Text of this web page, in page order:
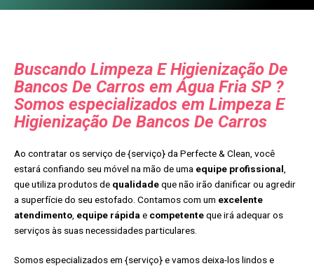
Buscando Limpeza E Higienização De
Bancos De Carros em Água Fria SP ?
Somos especializados em Limpeza E
Higienização De Bancos De Carros
Ao contratar os serviço de {serviço} da Perfecte & Clean, você
estará confiando seu móvel na mão de uma equipe profissional
que utiliza produtos de qualidadeque não irão danificar ou agredir
a superfície do seu estofado. Contamos com um excelente
atendimento equipe rápida e competenteque irá adequar os
serviços às suas necessidades particulares.
Somos especializados em {serviço} e vamos deixa-los lindos e